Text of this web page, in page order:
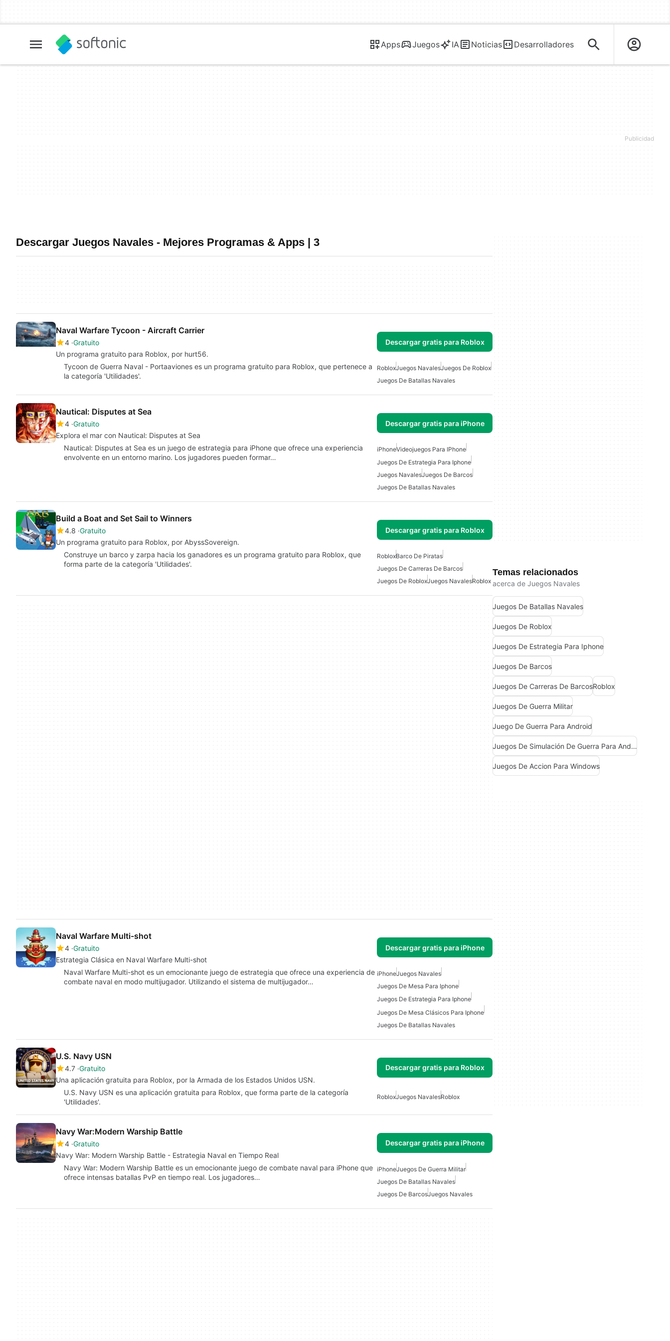
Apps Juegos IA Noticias Desarrolladores
Descargar Juegos Navales - Mejores Programas & Apps | 3
Naval Warfare Tycoon - Aircraft Carrier
4 Gratuito
Un programa gratuito para Roblox, por hurt56.
Descargar gratis para Roblox
Tycoon de Guerra Naval - Portaaviones es un programa gratuito para Roblox, que pertenece a
la categoría 'Utilidades'.
RobloxJuegos NavalesJuegos De Roblox
Juegos De Batallas Navales
Nautical: Disputes at Sea
4 Gratuito
Explora el mar con Nautical: Disputes at Sea
Descargar gratis para iPhone
Nautical: Disputes at Sea es un juego de estrategia para iPhone que ofrece una experiencia
envolvente en un entorno marino. Los jugadores pueden formar…
iPhoneVideojuegos Para IPhone
Juegos De Estrategia Para Iphone
Juegos NavalesJuegos De Barcos
Juegos De Batallas Navales
Build a Boat and Set Sail to Winners
4.8 Gratuito
Un programa gratuito para Roblox, por AbyssSovereign.
Descargar gratis para Roblox
Construye un barco y zarpa hacia los ganadores es un programa gratuito para Roblox, que
forma parte de la categoría 'Utilidades'.
RobloxBarco De Piratas
Juegos De Carreras De Barcos
Juegos De RobloxJuegos NavalesRoblox
Naval Warfare Multi-shot
4 Gratuito
Estrategia Clásica en Naval Warfare Multi-shot
Descargar gratis para iPhone
Naval Warfare Multi-shot es un emocionante juego de estrategia que ofrece una experiencia de
combate naval en modo multijugador. Utilizando el sistema de multijugador…
iPhoneJuegos Navales
Juegos De Mesa Para Iphone
Juegos De Estrategia Para Iphone
Juegos De Mesa Clásicos Para Iphone
Juegos De Batallas Navales
U.S. Navy USN
4.7 Gratuito
Una aplicación gratuita para Roblox, por la Armada de los Estados Unidos USN.
Descargar gratis para Roblox
U.S. Navy USN es una aplicación gratuita para Roblox, que forma parte de la categoría
'Utilidades'.
RobloxJuegos NavalesRoblox
Navy War:Modern Warship Battle
4 Gratuito
Navy War: Modern Warship Battle - Estrategia Naval en Tiempo Real
Descargar gratis para iPhone
Navy War: Modern Warship Battle es un emocionante juego de combate naval para iPhone que
ofrece intensas batallas PvP en tiempo real. Los jugadores…
iPhoneJuegos De Guerra Militar
Juegos De Batallas Navales
Juegos De BarcosJuegos Navales
Temas relacionados
acerca de Juegos Navales
Juegos De Batallas Navales
Juegos De Roblox
Juegos De Estrategia Para Iphone
Juegos De Barcos
Juegos De Carreras De BarcosRoblox
Juegos De Guerra Militar
Juego De Guerra Para Android
Juegos De Simulación De Guerra Para Android
Juegos De Accion Para Windows